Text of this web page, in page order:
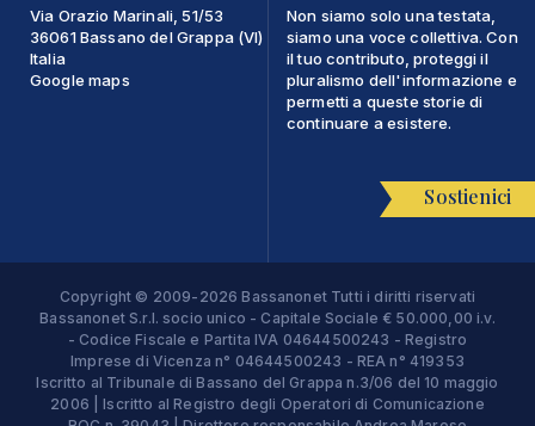
Via Orazio Marinali, 51/53
36061 Bassano del Grappa (VI)
Italia
Google maps
Non siamo solo una testata,
siamo una voce collettiva. Con
il tuo contributo, proteggi il
pluralismo dell'informazione e
permetti a queste storie di
continuare a esistere.
Sostienici
Copyright © 2009-2026 Bassanonet Tutti i diritti riservati
Bassanonet S.r.l. socio unico - Capitale Sociale € 50.000,00 i.v.
- Codice Fiscale e Partita IVA 04644500243 - Registro
Imprese di Vicenza n° 04644500243 - REA n° 419353
Iscritto al Tribunale di Bassano del Grappa n.3/06 del 10 maggio
2006 | Iscritto al Registro degli Operatori di Comunicazione